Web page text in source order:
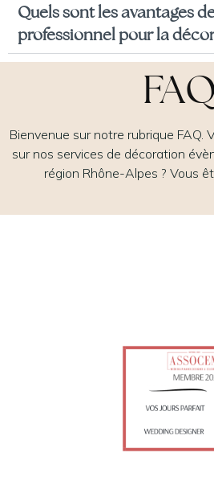
FAQ
Bienvenue sur notre rubrique FAQ.
sur nos services de décoration
région Rhône-Alpes ? Vous
Quels sont les avantages
professionnel pour la